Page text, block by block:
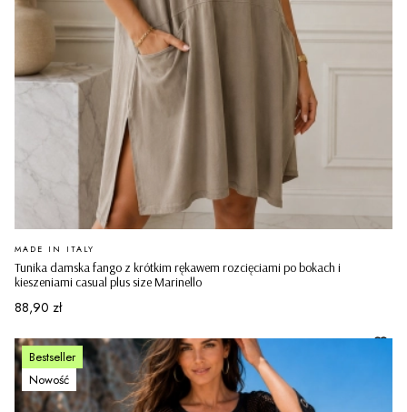
Tunika damska fango z krótkim rękawem rozcięciami po bokach i
kieszeniami casual plus size Marinello
PRODUCENT
MADE IN ITALY
Cena
88,90 zł
Bestseller
Nowość